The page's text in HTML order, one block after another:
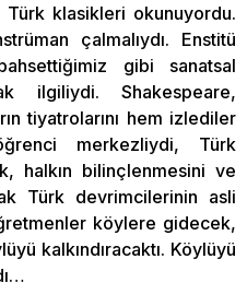
klasikleri okunuyordu.
çalmalıydı. Enstitü
gibi sanatsal
ilgiliydi. Shakespeare,
tiyatrolarını hem izlediler
merkezliydi, Türk
halkın bilinçlenmesini ve
Türk devrimcilerinin asli
köylere gidecek,
kalkındıracaktı. Köylüyü